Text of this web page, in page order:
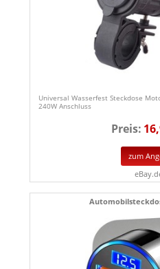
Universal Wasserfest Steckdose
240W Anschluss
Preis:
zum